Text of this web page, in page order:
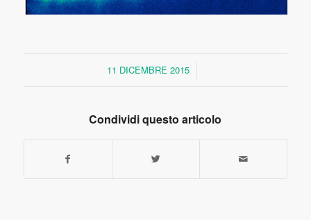
11 DICEMBRE 2015
/
Condividi questo articolo